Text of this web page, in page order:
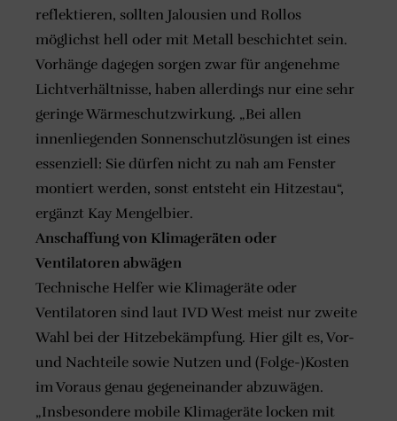
reflektieren, sollten Jalousien und Rollos
möglichst hell oder mit Metall beschichtet sein.
Vorhänge dagegen sorgen zwar für angenehme
Lichtverhältnisse, haben allerdings nur eine sehr
geringe Wärmeschutzwirkung. „Bei allen
innenliegenden Sonnenschutzlösungen ist eines
essenziell: Sie dürfen nicht zu nah am Fenster
montiert werden, sonst entsteht ein Hitzestau“,
ergänzt Kay Mengelbier.
Anschaffung von Klimageräten oder
Ventilatoren abwägen
Technische Helfer wie Klimageräte oder
Ventilatoren sind laut IVD West meist nur zweite
Wahl bei der Hitzebekämpfung. Hier gilt es, Vor-
und Nachteile sowie Nutzen und (Folge-)Kosten
im Voraus genau gegeneinander abzuwägen.
„Insbesondere mobile Klimageräte locken mit